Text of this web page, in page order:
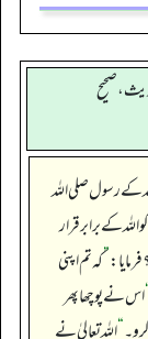
، صحيح
رسول صلی اللہ
اللہ کے برابر قرار
”کہ تم اپنی
اس نے پوچھا پھر
“اللہ تعالیٰ نے